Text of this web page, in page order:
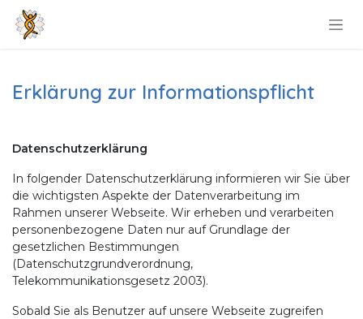
Zum Inhalt springen
Erklärung zur Informationspflicht
Datenschutzerklärung
In folgender Datenschutzerklärung informieren wir Sie über
die wichtigsten Aspekte der Datenverarbeitung im
Rahmen unserer Webseite. Wir erheben und verarbeiten
personenbezogene Daten nur auf Grundlage der
gesetzlichen Bestimmungen
(Datenschutzgrundverordnung,
Telekommunikationsgesetz 2003).
Sobald Sie als Benutzer auf unsere Webseite zugreifen